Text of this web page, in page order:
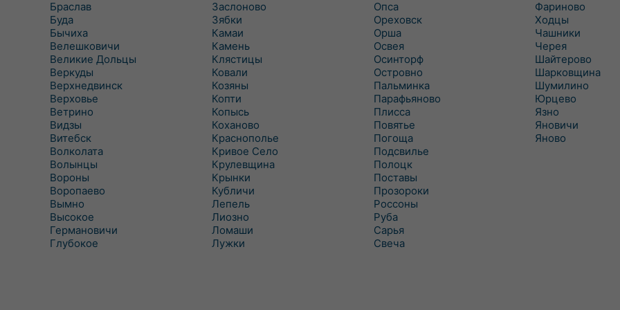
Браслав
Буда
Бычиха
Велешковичи
Великие Дольцы
Веркуды
Верхнедвинск
Верховье
Ветрино
Видзы
Витебск
Волколата
Волынцы
Вороны
Воропаево
Вымно
Высокое
Германовичи
Глубокое
Заслоново
Зябки
Камаи
Камень
Клястицы
Ковали
Козяны
Копти
Копысь
Коханово
Краснополье
Кривое Село
Крулевщина
Крынки
Кубличи
Лепель
Лиозно
Ломаши
Лужки
Опса
Ореховск
Орша
Освея
Осинторф
Островно
Пальминка
Парафьяново
Плисса
Повятье
Погоща
Подсвилье
Полоцк
Поставы
Прозороки
Россоны
Руба
Сарья
Свеча
Фариново
Ходцы
Чашники
Черея
Шайтерово
Шарковщина
Шумилино
Юрцево
Язно
Яновичи
Яново